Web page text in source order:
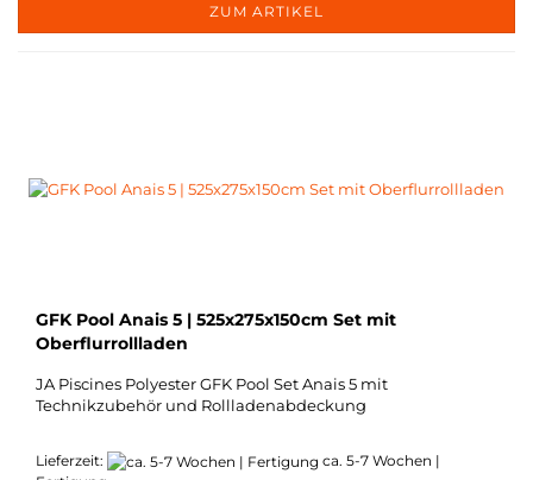
ZUM ARTIKEL
GFK Pool Anais 5 | 525x275x150cm Set mit
Oberflurrollladen
JA Piscines Polyester GFK Pool Set Anais 5 mit
Technikzubehör und Rollladenabdeckung
Lieferzeit:
ca. 5-7 Wochen |